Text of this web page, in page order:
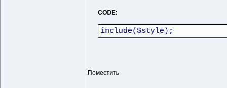
CODE:
include($style);
Поместить